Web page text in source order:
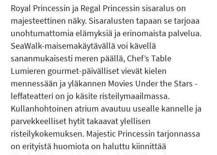
Royal Princessin ja Regal Princessin sisaralus on
majesteettinen näky. Sisaralusten tapaan se tarjoaa
unohtumattomia elämyksiä ja erinomaista palvelua.
SeaWalk-maisemakäytävällä voi kävellä
sananmukaisesti meren päällä, Chef’s Table
Lumieren gourmet-päivälliset vievät kielen
mennessään ja yläkannen Movies Under the Stars -
leffateatteri on jo käsite risteilymaailmassa.
Kullanhohtoinen atrium avautuu usealle kannelle ja
parvekkeelliset hytit takaavat ylellisen
risteilykokemuksen. Majestic Princessin tarjonnassa
on erityistä huomiota on haluttu kiinnittää